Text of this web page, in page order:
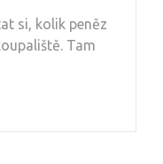
si, kolik peněz
Tam